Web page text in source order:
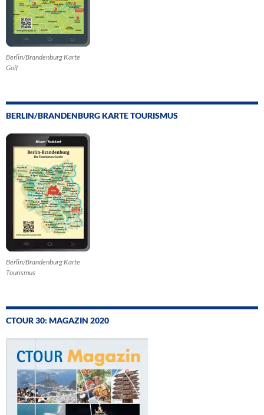
Berlin/Brandenburg Karte
Golf
BERLIN/BRANDENBURG KARTE TOURISMUS
Berlin/Brandenburg Karte
Tourismus
CTOUR 30: MAGAZIN 2020